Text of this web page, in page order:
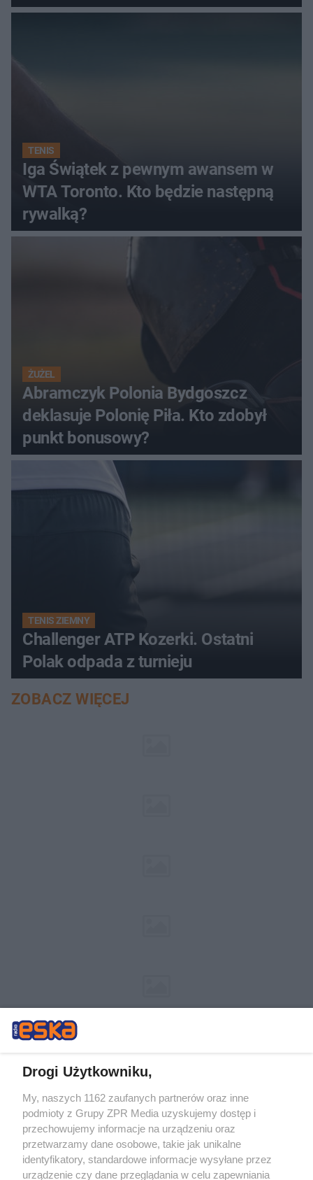
TENIS
Iga Świątek z pewnym awansem w
WTA Toronto. Kto będzie następną
rywalką?
ŻUŻEL
Abramczyk Polonia Bydgoszcz
deklasuje Polonię Piła. Kto zdobył
punkt bonusowy?
TENIS ZIEMNY
Challenger ATP Kozerki. Ostatni
Polak odpada z turnieju
ZOBACZ WIĘCEJ
Żaden utwór zamieszczony w serwisie nie może być powielany i
rozpowszechniany lub dalej rozpowszechniany w jakikolwiek sposób (w
tym także elektroniczny lub mechaniczny) na jakimkolwiek polu
eksploatacji w jakiejkolwiek formie, włącznie z umieszczaniem w
Internecie bez pisemnej zgody właściciela praw. Jakiekolwiek użycie lub
wykorzystanie utworów w całości lub w części z naruszeniem prawa,
tzn. bez właściwej zgody, jest zabronione pod groźbą kary i może być
Drogi Użytkowniku,
My, naszych 1162 zaufanych partnerów oraz inne
podmioty z Grupy ZPR Media uzyskujemy dostęp i
przechowujemy informacje na urządzeniu oraz
przetwarzamy dane osobowe, takie jak unikalne
identyfikatory, standardowe informacje wysyłane przez
urządzenie czy dane przeglądania w celu zapewniania